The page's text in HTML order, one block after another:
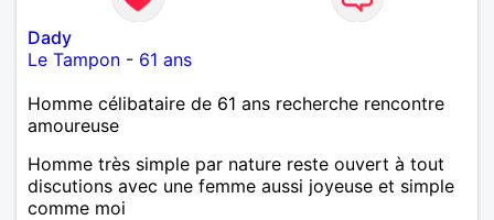
Dady
Le Tampon - 61 ans
Homme célibataire de 61 ans recherche rencontre
amoureuse
Homme très simple par nature reste ouvert à tout
discutions avec une femme aussi joyeuse et simple
comme moi